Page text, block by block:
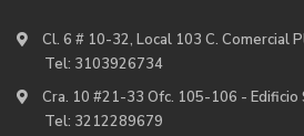
Cl. 6 # 10-32, Local 103 C. Comercial
Tel: 3103926734
Cra. 10 #21-33 Ofc. 105-106 - Edificio
Tel: 3212289679